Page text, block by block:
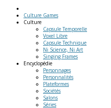
Culture Games
Culture
Capsule Temporelle
Voxel Libre
Capsule Technique
Ni Science, Ni Art
Singing Frames
Encyclopédie
Personnages
Personnalités
Plateformes
Sociétés
Salons
Séries